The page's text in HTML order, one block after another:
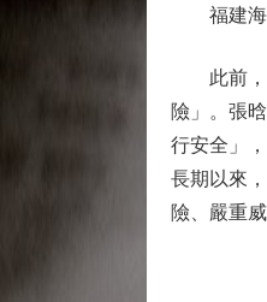
福建海警
此前，福
險」。張
行安全」
長期以來
險、嚴重